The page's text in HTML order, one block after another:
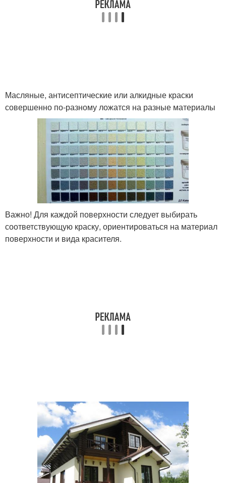
Масляные, антисептические или алкидные краски
совершенно по-разному ложатся на разные материалы
Важно! Для каждой поверхности следует выбирать
соответствующую краску, ориентироваться на материал
поверхности и вида красителя.